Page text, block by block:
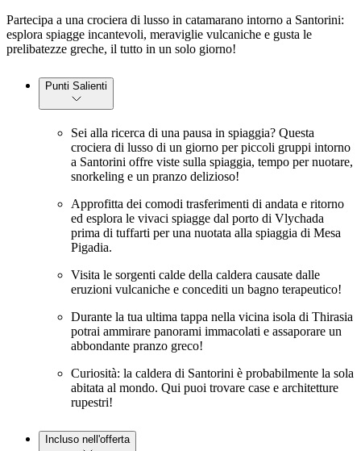
Partecipa a una crociera di lusso in catamarano intorno a Santorini:
esplora spiagge incantevoli, meraviglie vulcaniche e gusta le
prelibatezze greche, il tutto in un solo giorno!
Punti Salienti
Sei alla ricerca di una pausa in spiaggia? Questa
crociera di lusso di un giorno per piccoli gruppi intorno
a Santorini offre viste sulla spiaggia, tempo per nuotare,
snorkeling e un pranzo delizioso!
Approfitta dei comodi trasferimenti di andata e ritorno
ed esplora le vivaci spiagge dal porto di Vlychada
prima di tuffarti per una nuotata alla spiaggia di Mesa
Pigadia.
Visita le sorgenti calde della caldera causate dalle
eruzioni vulcaniche e concediti un bagno terapeutico!
Durante la tua ultima tappa nella vicina isola di Thirasia
potrai ammirare panorami immacolati e assaporare un
abbondante pranzo greco!
Curiosità: la caldera di Santorini è probabilmente la sola
abitata al mondo. Qui puoi trovare case e architetture
rupestri!
Incluso nell'offerta